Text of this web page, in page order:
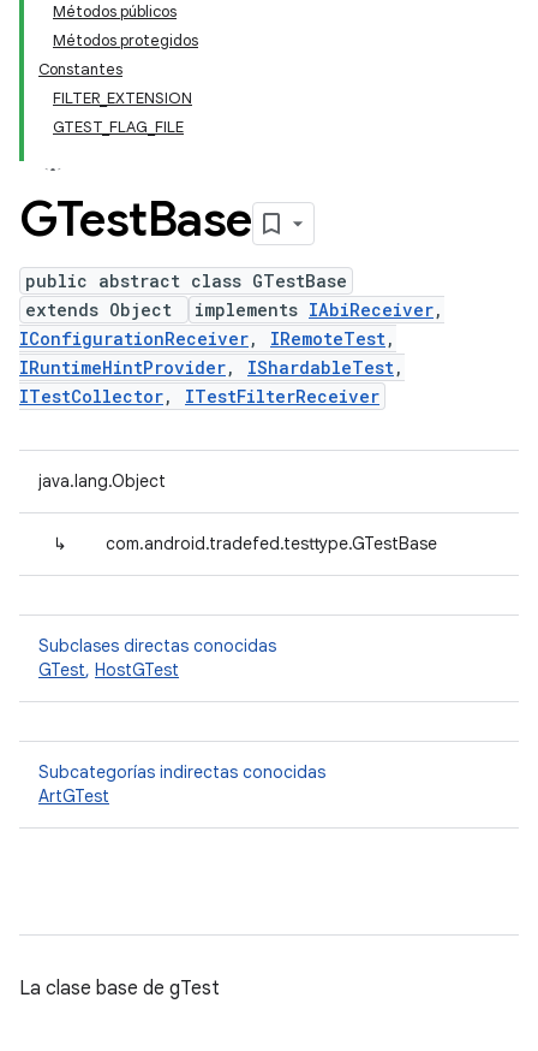
Métodos públicos
Métodos protegidos
Constantes
FILTER_EXTENSION
GTEST_FLAG_FILE
GTestBase
public abstract class GTestBase
extends Object
implements IAbiReceiver,
IConfigurationReceiver, IRemoteTest,
IRuntimeHintProvider, IShardableTest,
ITestCollector, ITestFilterReceiver
java.lang.Object
↳ com.android.tradefed.testtype.GTestBase
Subclases directas conocidas
GTest, HostGTest
Subcategorías indirectas conocidas
ArtGTest
La clase base de gTest